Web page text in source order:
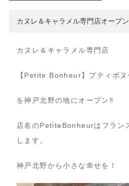
カヌレ＆キャラメル専門店オープン
カヌレ＆キャラメル専門店
【Petite Bonheur】プティボヌ
を神戸北野の地にオープン‼︎
店名のPetiteBonheurはフラン
します。
神戸北野から小さな幸せを！